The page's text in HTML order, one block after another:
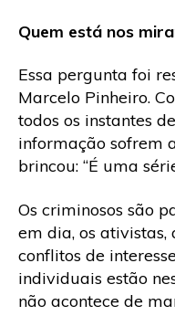
Quem está nos
Essa pergunta foi
Marcelo Pinheiro.
todos os instantes
informação sofrem
brincou: “É uma
Os criminosos são
em dia, os ativistas,
conflitos de
individuais estão
não acontece de